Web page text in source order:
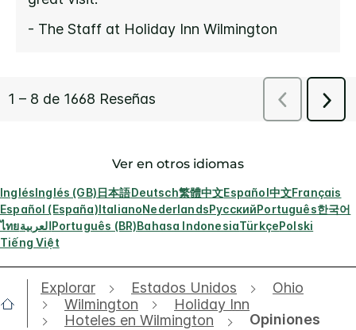
Ver en otros idiomas
InglésInglés (GB)日本語Deutsch繁體中文Español中文Français
Español (España)ItalianoNederlandsРусскийPortuguês한국어
ไทยالعربيةPortuguês (BR)Bahasa IndonesiaTürkçePolski
Tiếng Việt
Explorar Estados Unidos
Ohio
Wilmington
Holiday Inn
Hoteles en Wilmington
Opiniones